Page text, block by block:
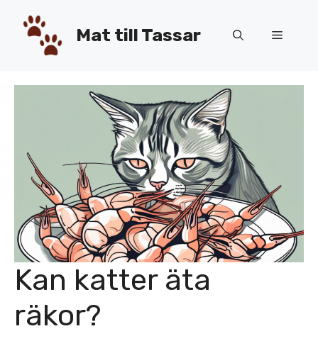
innehåll
Mat till Tassar Meny
Kan katter äta
räkor?